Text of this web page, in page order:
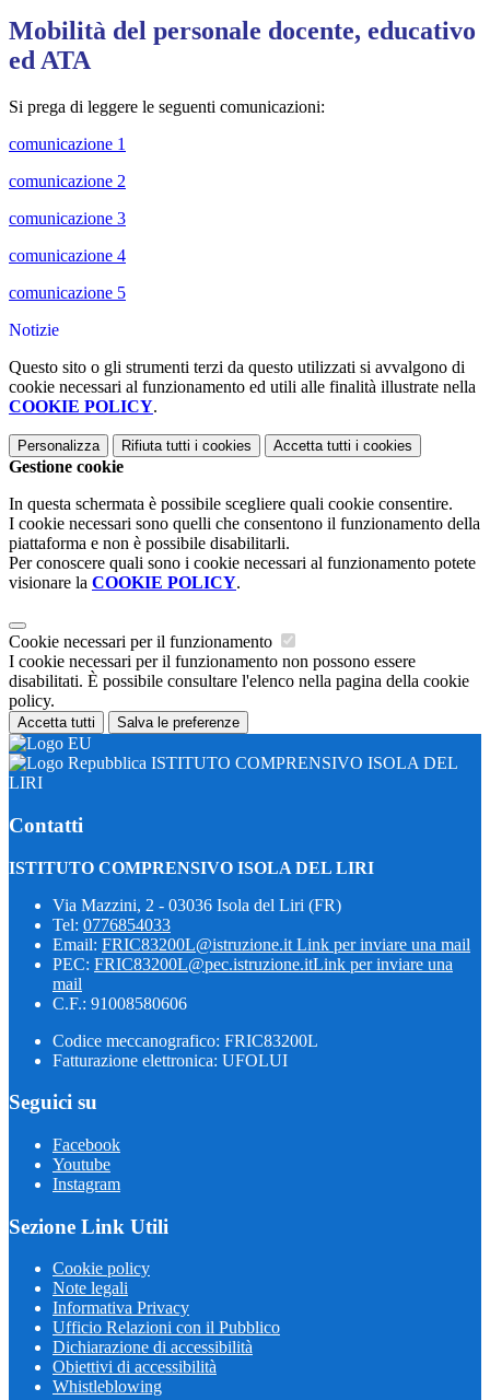
Mobilità del personale docente, educativo
ed ATA
Si prega di leggere le seguenti comunicazioni:
comunicazione 1
comunicazione 2
comunicazione 3
comunicazione 4
comunicazione 5
Notizie
Questo sito o gli strumenti terzi da questo utilizzati si avvalgono di
cookie necessari al funzionamento ed utili alle finalità illustrate nella
COOKIE POLICY.
Personalizza Rifiuta tutti i cookies Accetta tutti i cookies
Gestione cookie
In questa schermata è possibile scegliere quali cookie consentire.
I cookie necessari sono quelli che consentono il funzionamento della
piattaforma e non è possibile disabilitarli.
Per conoscere quali sono i cookie necessari al funzionamento potete
visionare la COOKIE POLICY.
Cookie necessari per il funzionamento
I cookie necessari per il funzionamento non possono essere
disabilitati. È possibile consultare l'elenco nella pagina della cookie
policy.
Accetta tutti Salva le preferenze
ISTITUTO COMPRENSIVO ISOLA DEL
LIRI
Contatti
ISTITUTO COMPRENSIVO ISOLA DEL LIRI
Via Mazzini, 2 - 03036 Isola del Liri (FR)
Tel: 0776854033
Email: FRIC83200L@istruzione.it Link per inviare una mail
PEC: FRIC83200L@pec.istruzione.itLink per inviare una
mail
C.F.: 91008580606
Codice meccanografico: FRIC83200L
Fatturazione elettronica: UFOLUI
Seguici su
Facebook
Youtube
Instagram
Sezione Link Utili
Cookie policy
Note legali
Informativa Privacy
Ufficio Relazioni con il Pubblico
Dichiarazione di accessibilità
Obiettivi di accessibilità
Whistleblowing